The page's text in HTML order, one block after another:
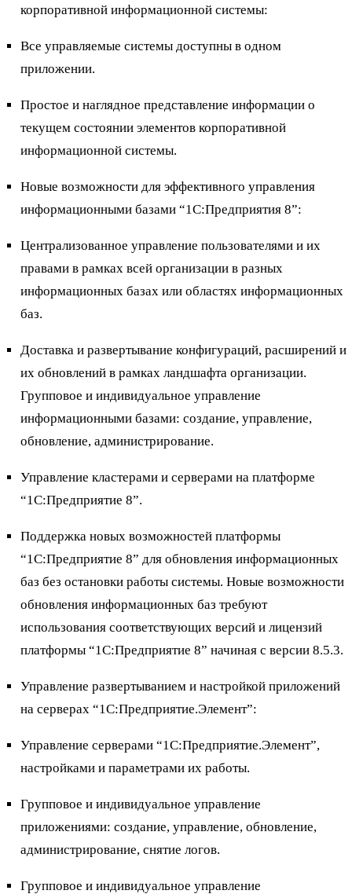
корпоративной информационной системы:
Все управляемые системы доступны в одном
приложении.
Простое и наглядное представление информации о
текущем состоянии элементов корпоративной
информационной системы.
Новые возможности для эффективного управления
информационными базами “1С:Предприятия 8”:
Централизованное управление пользователями и их
правами в рамках всей организации в разных
информационных базах или областях информационных
баз.
Доставка и развертывание конфигураций, расширений и
их обновлений в рамках ландшафта организации.
Групповое и индивидуальное управление
информационными базами: создание, управление,
обновление, администрирование.
Управление кластерами и серверами на платформе
“1С:Предприятие 8”.
Поддержка новых возможностей платформы
“1С:Предприятие 8” для обновления информационных
баз без остановки работы системы. Новые возможности
обновления информационных баз требуют
использования соответствующих версий и лицензий
платформы “1С:Предприятие 8” начиная с версии 8.5.3.
Управление развертыванием и настройкой приложений
на серверах “1С:Предприятие.Элемент”:
Управление серверами “1С:Предприятие.Элемент”,
настройками и параметрами их работы.
Групповое и индивидуальное управление
приложениями: создание, управление, обновление,
администрирование, снятие логов.
Групповое и индивидуальное управление